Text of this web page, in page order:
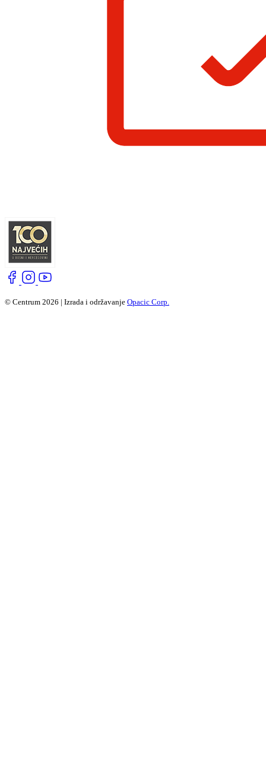
© Centrum 2026 | Izrada i održavanje Opacic Corp.